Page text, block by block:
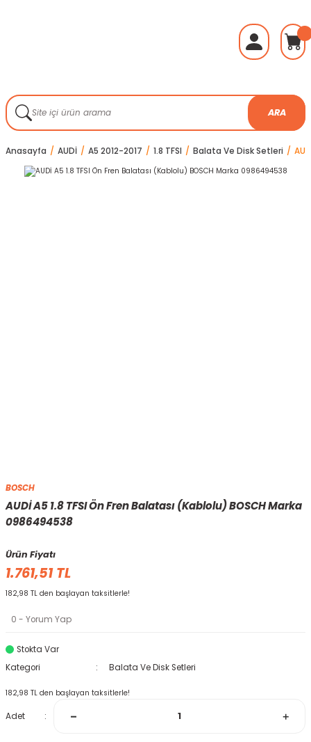
ARA
Anasayfa AUDİ A5 2012-2017 1.8 TFSI Balata Ve Disk Setleri
BOSCH
AUDİ A5 1.8 TFSI Ön Fren Balatası (Kablolu) BOSCH Marka
0986494538
Ürün Fiyatı
1.761,51 TL
182,98 TL den başlayan taksitlerle!
0 - Yorum Yap
Stokta Var
Kategori
Balata Ve Disk Setleri
182,98 TL den başlayan taksitlerle!
Adet